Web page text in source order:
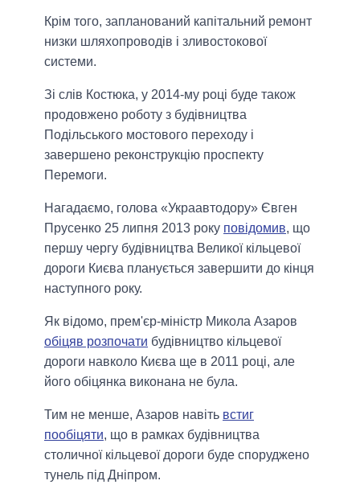
Крім того, запланований капітальний ремонт
низки шляхопроводів і зливостокової
системи.
Зі слів Костюка, у 2014-му році буде також
продовжено роботу з будівництва
Подільського мостового переходу і
завершено реконструкцію проспекту
Перемоги.
Нагадаємо, голова «Украавтодору» Євген
Прусенко 25 липня 2013 року повідомив, що
першу чергу будівництва Великої кільцевої
дороги Києва планується завершити до кінця
наступного року.
Як відомо, прем'єр-міністр Микола Азаров
обіцяв розпочати будівництво кільцевої
дороги навколо Києва ще в 2011 році, але
його обіцянка виконана не була.
Тим не менше, Азаров навіть встиг
пообіцяти, що в рамках будівництва
столичної кільцевої дороги буде споруджено
тунель під Дніпром.